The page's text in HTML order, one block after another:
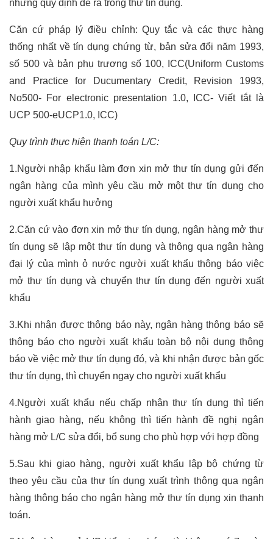
những quy định đề ra trong thư tín dụng.
Căn cứ pháp lý điều chỉnh: Quy tắc và các thực hàng
thống nhất về tín dụng chứng từ, bản sửa đổi năm 1993,
số 500 và bản phụ trương số 100, ICC(Uniform Customs
and Practice for Ducumentary Credit, Revision 1993,
No500- For electronic presentation 1.0, ICC- Viết tắt là
UCP 500-eUCP1.0, ICC)
Quy trình thực hiện thanh toán L/C:
1.Người nhập khẩu làm đơn xin mở thư tín dụng gửi đến
ngân hàng của mình yêu cầu mở một thư tín dụng cho
người xuất khẩu hưởng
2.Căn cứ vào đơn xin mở thư tín dụng, ngân hàng mở thư
tín dụng sẽ lập một thư tín dụng và thông qua ngân hàng
đại lý của mình ỏ nước người xuất khẩu thông báo việc
mở thư tín dụng và chuyển thư tín dụng đến người xuất
khẩu
3.Khi nhận được thông báo này, ngân hàng thông báo sẽ
thông báo cho người xuất khẩu toàn bộ nội dung thông
báo về việc mở thư tín dụng đó, và khi nhận được bản gốc
thư tín dụng, thì chuyển ngay cho người xuất khẩu
4.Người xuất khẩu nếu chấp nhận thư tín dụng thì tiến
hành giao hàng, nếu không thì tiến hành đề nghị ngân
hàng mở L/C sửa đổi, bổ sung cho phù hợp với hợp đồng
5.Sau khi giao hàng, người xuất khẩu lập bộ chứng từ
theo yêu cầu của thư tín dụng xuất trình thông qua ngân
hàng thông báo cho ngân hàng mở thư tín dụng xin thanh
toán.